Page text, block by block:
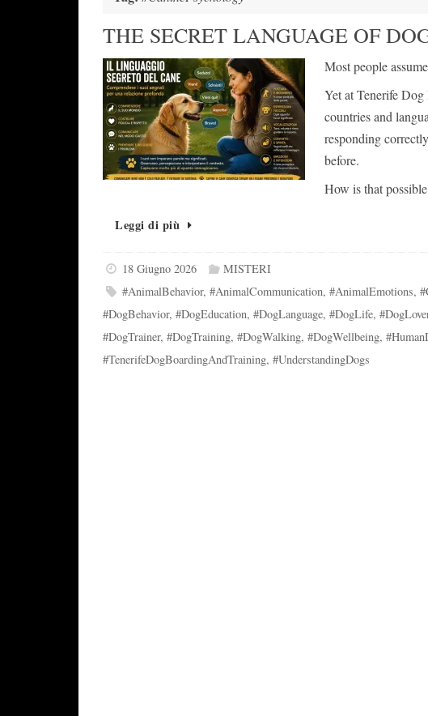
THE SECRET LANGUAGE OF
Most people
Yet at Tenerife
countries and
responding
before.
How is that
Leggi di più
18 Giugno 2026
MISTERI
#AnimalBehavior,#AnimalCommunication,#AnimalEmotions,
#DogBehavior, #DogEducation, #DogLanguage, #DogLife,
#DogTrainer, #DogTraining, #DogWalking, #DogWellbeing,
#TenerifeDogBoardingAndTraining, #UnderstandingDogs